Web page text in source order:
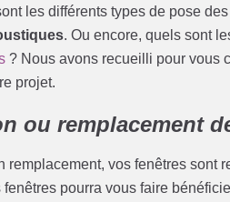
les différents types de pose
. Ou encore, quels sont
? Nous avons recueilli pour vous
projet.
ou remplacement
remplacement, vos fenêtres
pourra vous faire